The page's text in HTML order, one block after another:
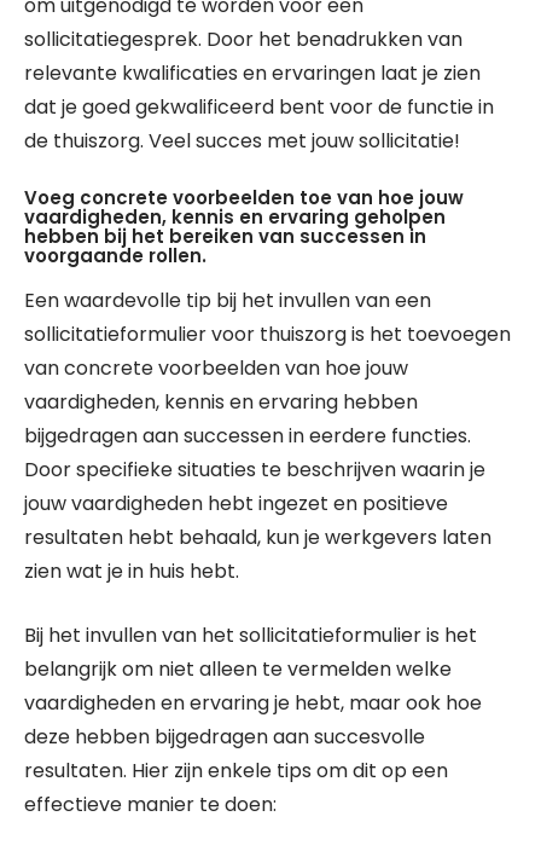
sollicitatiegesprek. Door het benadrukken van
relevante kwalificaties en ervaringen laat je zien
dat je goed gekwalificeerd bent voor de functie in
de thuiszorg. Veel succes met jouw sollicitatie!
Voeg concrete voorbeelden toe van hoe jouw
vaardigheden, kennis en ervaring geholpen
hebben bij het bereiken van successen in
voorgaande rollen.
Een waardevolle tip bij het invullen van een
sollicitatieformulier voor thuiszorg is het toevoegen
van concrete voorbeelden van hoe jouw
vaardigheden, kennis en ervaring hebben
bijgedragen aan successen in eerdere functies.
Door specifieke situaties te beschrijven waarin je
jouw vaardigheden hebt ingezet en positieve
resultaten hebt behaald, kun je werkgevers laten
zien wat je in huis hebt.
Bij het invullen van het sollicitatieformulier is het
belangrijk om niet alleen te vermelden welke
vaardigheden en ervaring je hebt, maar ook hoe
deze hebben bijgedragen aan succesvolle
resultaten. Hier zijn enkele tips om dit op een
effectieve manier te doen: